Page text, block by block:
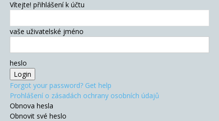
Vítejte! přihlášení k účtu
vaše uživatelské jméno
heslo
Forgot your password? Get help
Prohlášení o zásadách ochrany osobních údajů
Obnova hesla
Obnovit své heslo